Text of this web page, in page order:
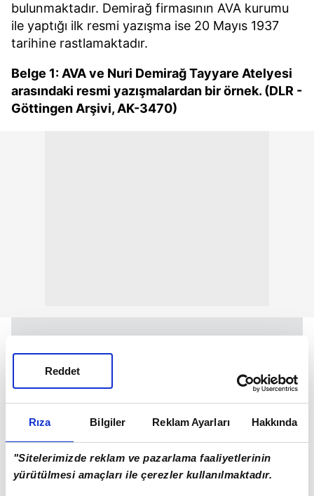
Rıza Bilgiler Reklam Ayarları Hakkında
"Sitelerimizde reklam ve pazarlama faaliyetlerinin
yürütülmesi amaçları ile çerezler kullanılmaktadır.
Reddet
bulunmaktadır. Demirağ firmasının AVA kurumu
ile yaptığı ilk resmi yazışma ise 20 Mayıs 1937
tarihine rastlamaktadır.
Belge 1: AVA ve Nuri Demirağ Tayyare Atelyesi
arasındaki resmi yazışmalardan bir örnek. (DLR -
Göttingen Arşivi, AK-3470)